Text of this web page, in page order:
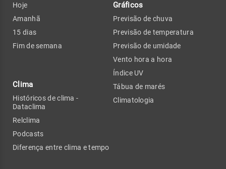
Hoje
Amanhã
15 dias
Fim de semana
Clima
Históricos de clima -
Dataclima
Relclima
Podcasts
Diferença entre clima e tempo
Gráficos
Previsão de chuva
Previsão de temperatura
Previsão de umidade
Vento hora a hora
Índice UV
Tábua de marés
Climatologia